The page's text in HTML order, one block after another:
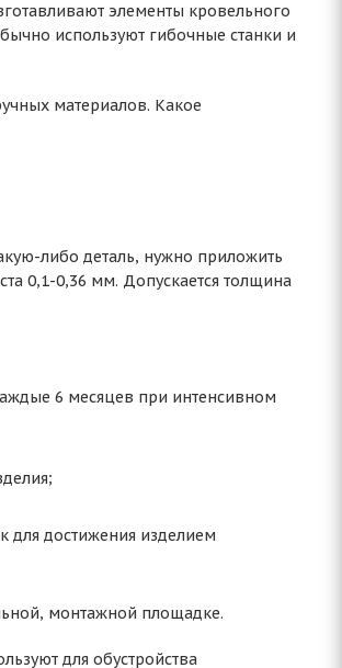
элементы кровельного
используют гибочные станки и
материалов. Какое
либо деталь, нужно приложить
0,1-0,36 мм. Допускается толщина
6 месяцев при интенсивном
для достижения изделием
монтажной площадке.
для обустройства